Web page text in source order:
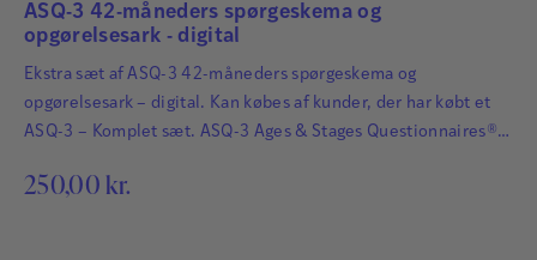
ASQ-3 42-måneders spørgeskema og
opgørelsesark - digital
Ekstra sæt af ASQ-3 42-måneders spørgeskema og
opgørelsesark – digital. Kan købes af kunder, der har købt et
ASQ-3 – Komplet sæt. ASQ-3 Ages & Stages Questionnaires®
hos småbørn. Det har afgørende betydning for børns fremtid,
250,00 kr.